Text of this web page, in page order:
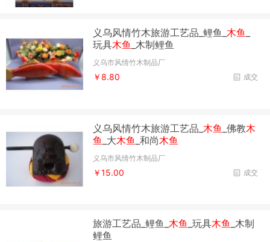
义乌风情竹木旅游工艺品_鲤鱼_木鱼
玩具木鱼 _木制鲤鱼
义乌市风情竹木制品厂
成交
￥8.80
义乌风情竹木旅游工艺品_ 木鱼 _佛教木
鱼 _大木鱼 _和尚木鱼
义乌市风情竹木制品厂
成交
￥15.00
旅游工艺品_鲤鱼_ 木鱼 _玩具木鱼 _木制
鲤鱼